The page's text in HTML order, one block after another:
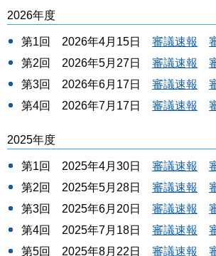
2026年度
第1回 2026年4月15日 審議速報
第2回 2026年5月27日 審議速報
第3回 2026年6月17日 審議速報
第4回 2026年7月17日 審議速報
2025年度
第1回 2025年4月30日 審議速報
第2回 2025年5月28日 審議速報
第3回 2025年6月20日 審議速報
第4回 2025年7月18日 審議速報
第5回 2025年8月22日 審議速報